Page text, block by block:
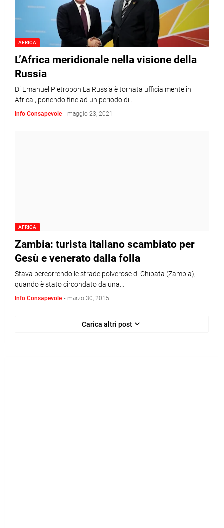
AFRICA
L’Africa meridionale nella visione della
Russia
Di Emanuel Pietrobon La Russia è tornata ufficialmente in
Africa , ponendo fine ad un periodo di…
Info Consapevole - maggio 23, 2021
AFRICA
Zambia: turista italiano scambiato per
Gesù e venerato dalla folla
Stava percorrendo le strade polverose di Chipata (Zambia),
quando è stato circondato da una…
Info Consapevole - marzo 30, 2015
Carica altri post